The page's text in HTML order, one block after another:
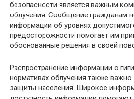
безопасности является важным
облучения. Сообщение гражданам
информации об уровнях
предосторожности помогает им
обоснованные решения в своей
Распространение информации о
нормативах облучения также
защиты населения. Широкое